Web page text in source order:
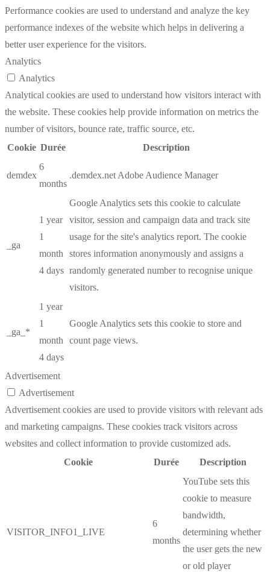
Performance cookies are used to understand and analyze the key
performance indexes of the website which helps in delivering a
better user experience for the visitors.
Analytics
Analytics
Analytical cookies are used to understand how visitors interact with
the website. These cookies help provide information on metrics the
number of visitors, bounce rate, traffic source, etc.
Cookie Durée Description
demdex
6
months
.demdex.net Adobe Audience Manager
_ga
1 year
1
month
4 days
Google Analytics sets this cookie to calculate
visitor, session and campaign data and track site
usage for the site's analytics report. The cookie
stores information anonymously and assigns a
randomly generated number to recognise unique
visitors.
_ga_*
1 year
1
month
4 days
Google Analytics sets this cookie to store and
count page views.
Advertisement
Advertisement
Advertisement cookies are used to provide visitors with relevant ads
and marketing campaigns. These cookies track visitors across
websites and collect information to provide customized ads.
Cookie
Durée Description
VISITOR_INFO1_LIVE
6
months
YouTube sets this
cookie to measure
bandwidth,
determining whether
the user gets the new
or old player